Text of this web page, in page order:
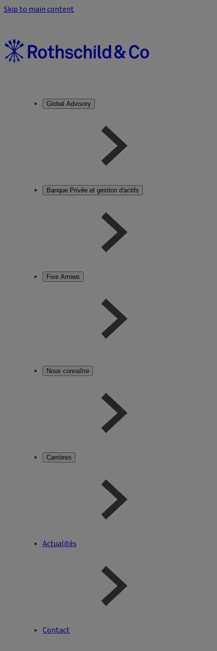
Skip to main content
Global Advisory
Banque Privée et gestion d'actifs
Five Arrows
Nous connaître
Carrières
Actualités
Contact